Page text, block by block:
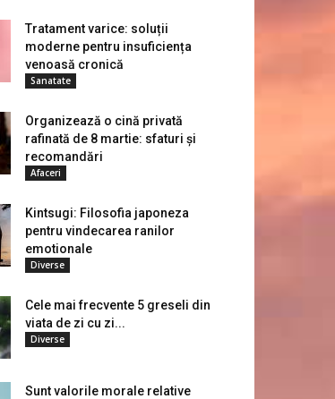
Tratament varice: soluții
moderne pentru insuficiența
venoasă cronică
Sanatate
Organizează o cină privată
rafinată de 8 martie: sfaturi și
recomandări
Afaceri
Kintsugi: Filosofia japoneza
pentru vindecarea ranilor
emotionale
Diverse
Cele mai frecvente 5 greseli din
viata de zi cu zi...
Diverse
Sunt valorile morale relative